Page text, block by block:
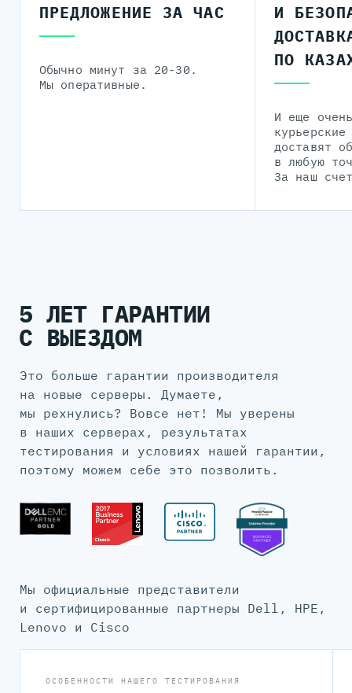
ПРЕДЛОЖЕНИЕ ЗА ЧАС
Обычно минут за 20-30.
Мы оперативные.
И
ПО
И еще
доставят
в любую
За наш
5 ЛЕТ ГАРАНТИИ
С ВЫЕЗДОМ
Это больше гарантии производителя
на новые серверы. Думаете,
мы рехнулись? Вовсе нет! Мы уверены
в наших серверах, результатах
тестирования и условиях нашей гарантии,
поэтому можем себе это позволить.
Мы официальные представители
и сертифицированные партнеры Dell, HPE,
Lenovo и Cisco
ОСОБЕННОСТИ НАШЕГО ТЕСТИРОВАНИЯ